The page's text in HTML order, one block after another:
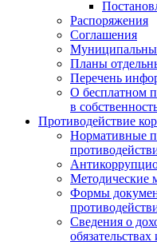
Распоряжения
Соглашения
Планы
Перечень
О бесплатном
в
Противодействие
Нормативные
Методические
Формы
Сведения о